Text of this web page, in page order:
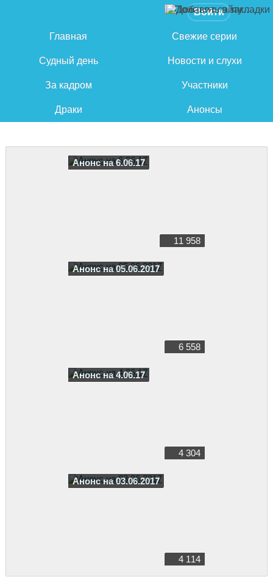
Войти
Главная Свежие серии
Судный день Новости и слухи
За кадром Участники
Драки Анонсы
Анонс на 6.06.17
11 958
Анонс на 05.06.2017
6 558
Анонс на 4.06.17
4 304
Анонс на 03.06.2017
4 114